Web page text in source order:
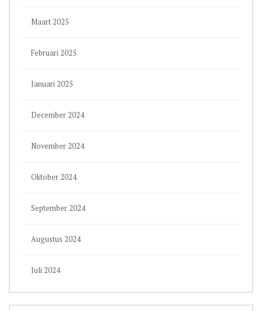
Maart 2025
Februari 2025
Januari 2025
December 2024
November 2024
Oktober 2024
September 2024
Augustus 2024
Juli 2024